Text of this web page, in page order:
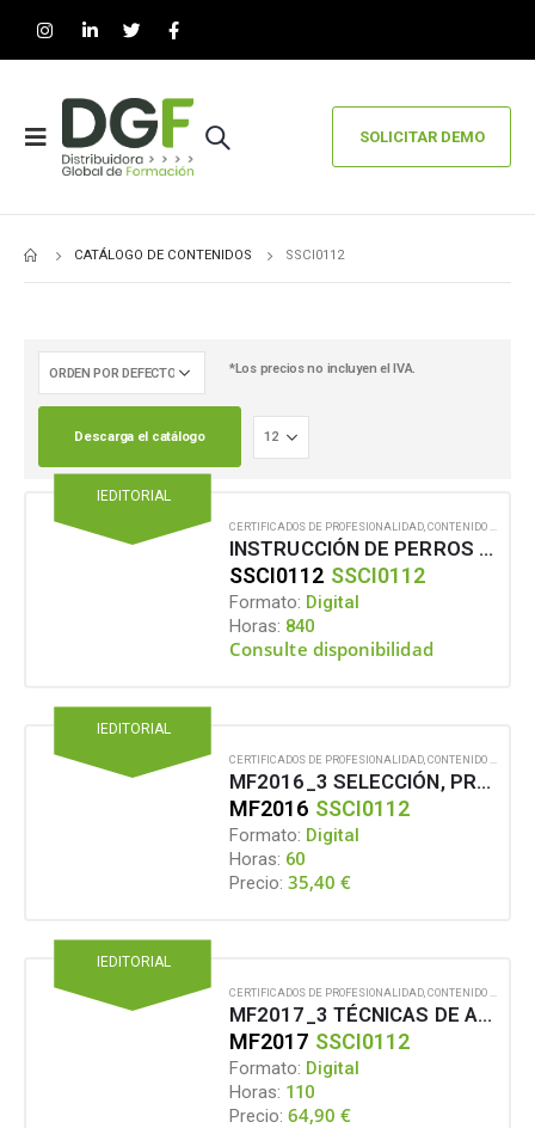
SOLICITAR DEMO
CATÁLOGO DE CONTENIDOS SSCI0112
*Los precios no incluyen el IVA.
Descarga el catálogo
IEDITORIAL
CERTIFICADOS DE PROFESIONALIDAD CONTENIDO EN FORMATO DIGITAL
INSTRUCCIÓN DE PERROS DE ASISTENCIA
SSCI0112 SSCI0112
Formato: Digital
Horas: 840
Consulte disponibilidad
IEDITORIAL
CERTIFICADOS DE PROFESIONALIDAD CONTENIDO EN FORMATO DIGITAL
MF2016_3 SELECCIÓN, PREPARACIÓN DEL CACHORRO E INTEGRACIÓN DE PERROS EXTERNOS A LA LÍNEA DE CRÍA PARA SER ADIESTRADOS COMO PERROS DE ASISTENCIA
MF2016 SSCI0112
Formato: Digital
Horas: 60
Precio: 35,40€
IEDITORIAL
CERTIFICADOS DE PROFESIONALIDAD CONTENIDO EN FORMATO DIGITAL
MF2017_3 TÉCNICAS DE ADIESTRAMIENTO Y VINCULACIÓN APLICADAS A PERROS GUÍA
MF2017 SSCI0112
Formato: Digital
Horas: 110
Precio: 64,90€